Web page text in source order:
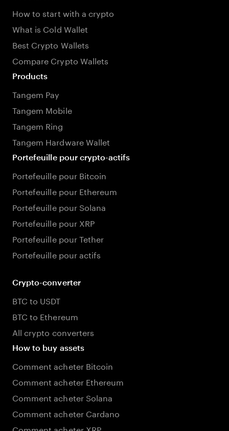
How to start with a crypto
What is Cold Wallet
Best Crypto Wallets
Compare Crypto Wallets
Products
Tangem Pay
Tangem Mobile
Tangem Ring
Tangem Hardware Wallet
Portefeuille pour crypto-actifs
Portefeuille pour Bitcoin
Portefeuille pour Ethereum
Portefeuille pour Solana
Portefeuille pour XRP
Portefeuille pour Tether
Portefeuille pour actifs
Crypto-converter
BTC to USDT
BTC to Ethereum
All crypto converters
How to buy assets
Comment acheter Bitcoin
Comment acheter Ethereum
Comment acheter Solana
Comment acheter Cardano